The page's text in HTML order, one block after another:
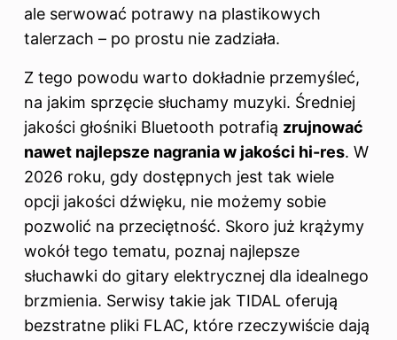
ale serwować potrawy na plastikowych
talerzach – po prostu nie zadziała.
Z tego powodu warto dokładnie przemyśleć,
na jakim sprzęcie słuchamy muzyki. Średniej
jakości głośniki Bluetooth potrafią zrujnować
nawet najlepsze nagrania w jakości hi-res. W
2026 roku, gdy dostępnych jest tak wiele
opcji jakości dźwięku, nie możemy sobie
pozwolić na przeciętność. Skoro już krążymy
wokół tego tematu, poznaj najlepsze
słuchawki do gitary elektrycznej dla idealnego
brzmienia. Serwisy takie jak TIDAL oferują
bezstratne pliki FLAC, które rzeczywiście dają